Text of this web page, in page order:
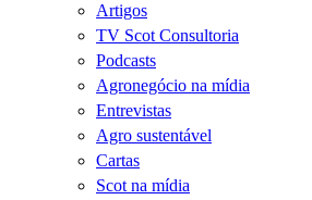
Artigos
TV Scot Consultoria
Podcasts
Agronegócio na mídia
Entrevistas
Agro sustentável
Cartas
Scot na mídia